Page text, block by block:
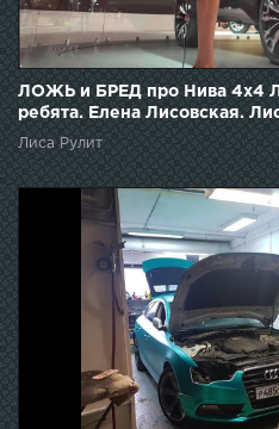
ЛОЖЬ и БРЕД про Нива 4х4
ребята. Елена Лисовская.
Лиса Рулит